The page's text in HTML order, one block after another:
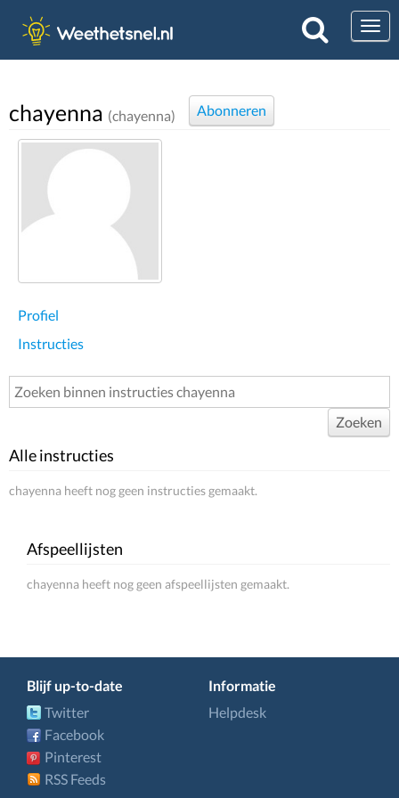
chayenna (chayenna) Abonneren
Profiel
Instructies
Zoeken
Alle instructies
chayenna heeft nog geen instructies gemaakt.
Afspeellijsten
chayenna heeft nog geen afspeellijsten gemaakt.
Blijf up-to-date
Twitter
Facebook
Pinterest
RSS Feeds
Informatie
Helpdesk